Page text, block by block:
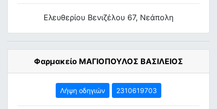
Ελευθερίου Βενιζέλου 67, Νεάπολη
Φαρμακείο ΜΑΓΙΟΠΟΥΛΟΣ ΒΑΣΙΛΕΙΟΣ
Λήψη οδηγιών 2310619703